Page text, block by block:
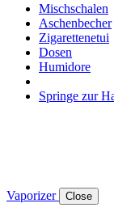
Mischschalen
Aschenbecher
Zigarettenetui
Dosen
Humidore
Springe zur
Vaporizer Close